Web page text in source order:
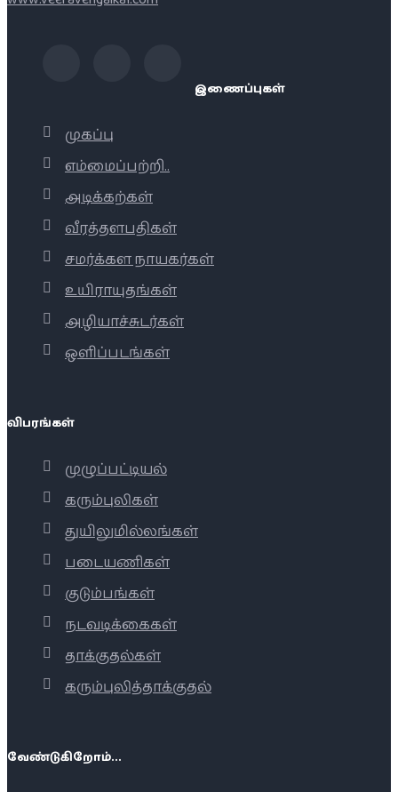
இணைப்புகள்
முகப்பு
எம்மைப்பற்றி..
அடிக்கற்கள்
வீரத்தளபதிகள்
சமர்க்கள நாயகர்கள்
உயிராயுதங்கள்
அழியாச்சுடர்கள்
ஒளிப்படங்கள்
விபரங்கள்
முழுப்பட்டியல்
கரும்புலிகள்
துயிலுமில்லங்கள்
படையணிகள்
குடும்பங்கள்
நடவடிக்கைகள்
தாக்குதல்கள்
கரும்புலித்தாக்குதல்
வேண்டுகிறோம்...